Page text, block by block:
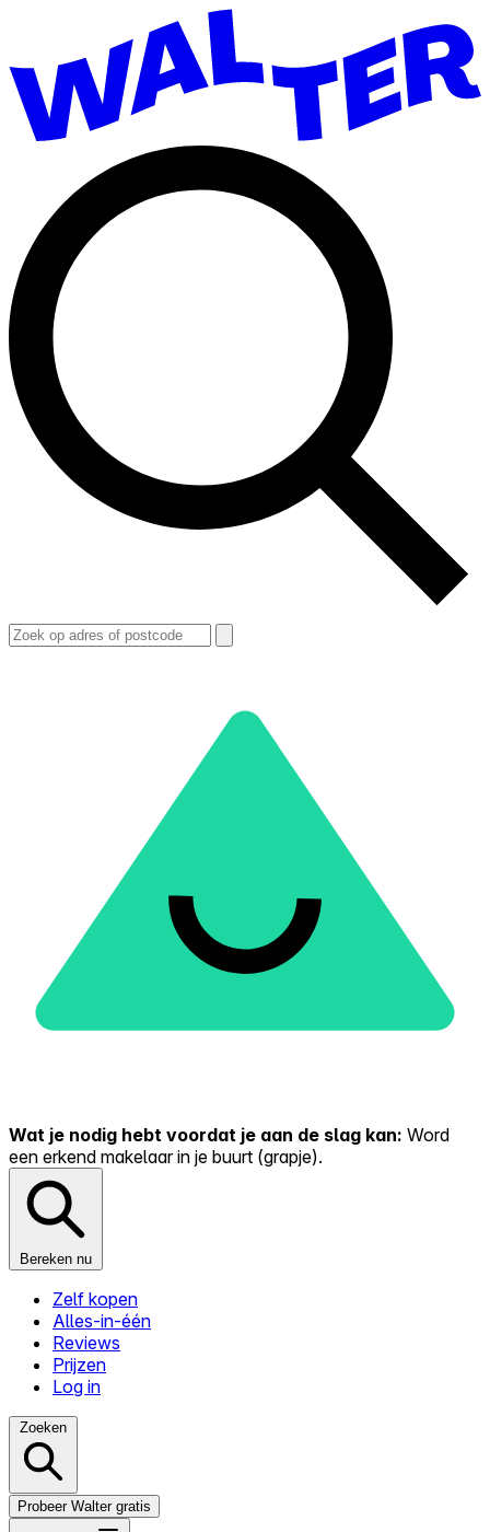
Wat je nodig hebt voordat je aan de slag kan: Word
een erkend makelaar in je buurt (grapje).
Bereken nu
Zelf kopen
Alles-in-één
Reviews
Prijzen
Log in
Zoeken
Probeer Walter gratis